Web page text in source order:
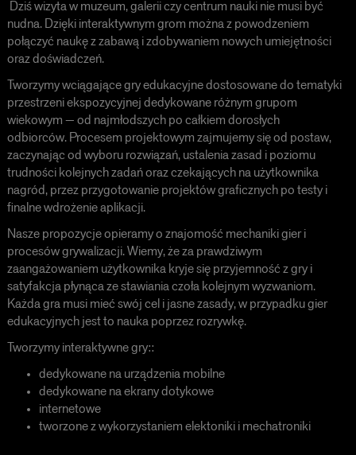
Dziś wizyta w muzeum, galerii czy centrum nauki nie musi być
nudna. Dzięki interaktywnym grom można z powodzeniem
połączyć naukę z zabawą i zdobywaniem nowych umiejętności
oraz doświadczeń.
Tworzymy wciągające gry edukacyjne dostosowane do tematyki
przestrzeni ekspozycyjnej dedykowane różnym grupom
wiekowym — od najmłodszych po całkiem dorosłych
odbiorców. Procesem projektowym zajmujemy się od postaw,
zaczynając od wyboru rozwiązań, ustalenia zasad i poziomu
trudności kolejnych zadań oraz czekających na użytkownika
nagród, przez przygotowanie projektów graficznych po testy i
finalne wdrożenie aplikacji.
Nasze propozycje opieramy o znajomość mechaniki gier i
procesów grywalizacji. Wiemy, że za prawdziwym
zaangażowaniem użytkownika kryje się przyjemność z gry i
satyfakcja płynąca ze stawiania czoła kolejnym wyzwaniom.
Każda gra musi mieć swój cel i jasne zasady, w przypadku gier
edukacyjnych jest to nauka poprzez rozrywkę.
Tworzymy interaktywne gry::
dedykowane na urządzenia mobilne
dedykowane na ekrany dotykowe
internetowe
tworzone z wykorzystaniem elektoniki i mechatroniki